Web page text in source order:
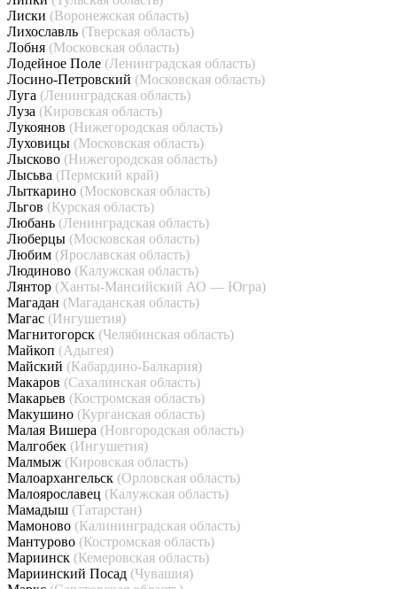
Лиски (Воронежская область)
Лихославль (Тверская область)
Лобня (Московская область)
Лодейное Поле (Ленинградская область)
Лосино-Петровский (Московская область)
Луга (Ленинградская область)
Луза (Кировская область)
Лукоянов (Нижегородская область)
Луховицы (Московская область)
Лысково (Нижегородская область)
Лысьва (Пермский край)
Лыткарино (Московская область)
Льгов (Курская область)
Любань (Ленинградская область)
Люберцы (Московская область)
Любим (Ярославская область)
Людиново (Калужская область)
Лянтор (Ханты-Мансийский АО — Югра)
Магадан (Магаданская область)
Магас (Ингушетия)
Магнитогорск (Челябинская область)
Майкоп (Адыгея)
Майский (Кабардино-Балкария)
Макаров (Сахалинская область)
Макарьев (Костромская область)
Макушино (Курганская область)
Малая Вишера (Новгородская область)
Малгобек (Ингушетия)
Малмыж (Кировская область)
Малоархангельск (Орловская область)
Малоярославец (Калужская область)
Мамадыш (Татарстан)
Мамоново (Калининградская область)
Мантурово (Костромская область)
Мариинск (Кемеровская область)
Мариинский Посад (Чувашия)